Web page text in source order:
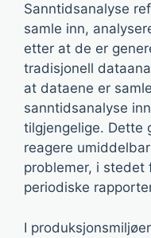
Sanntidsanalyse
samle inn,
etter at de er
tradisjonell
at dataene er
sanntidsanalyse
tilgjengelige. Dette
reagere
problemer, i stedet
periodiske
I